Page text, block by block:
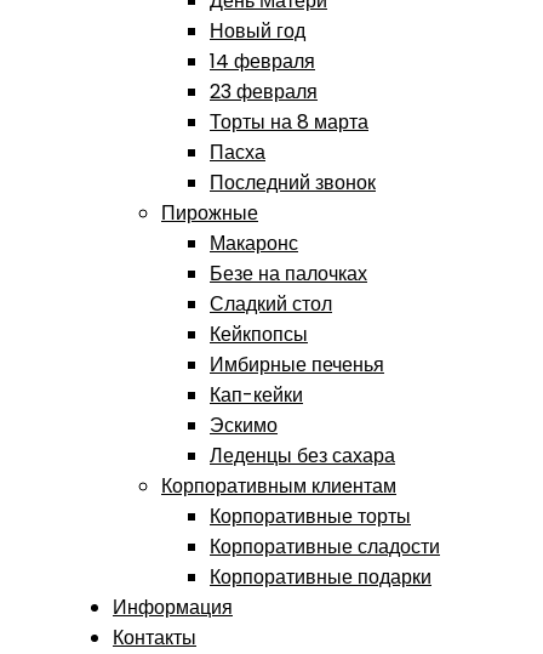
Новый год
14 февраля
23 февраля
Торты на 8 марта
Пасха
Последний звонок
Пирожные
Макаронс
Безе на палочках
Сладкий стол
Кейкпопсы
Имбирные печенья
Кап-кейки
Эскимо
Леденцы без сахара
Корпоративным клиентам
Корпоративные торты
Корпоративные сладости
Корпоративные подарки
Информация
Контакты